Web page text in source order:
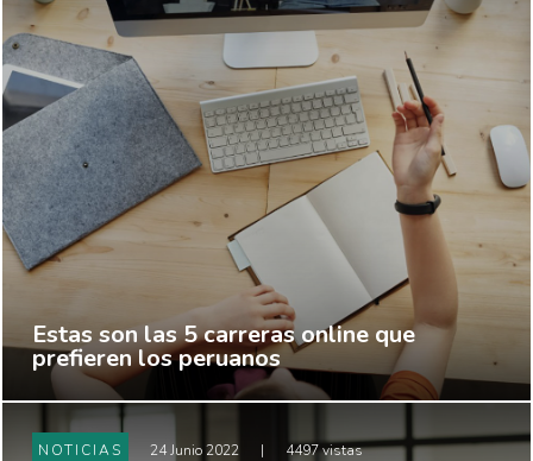
Estas son las 5 carreras online que
prefieren los peruanos
NOTICIAS 24 Junio 2022 | 4497 vistas